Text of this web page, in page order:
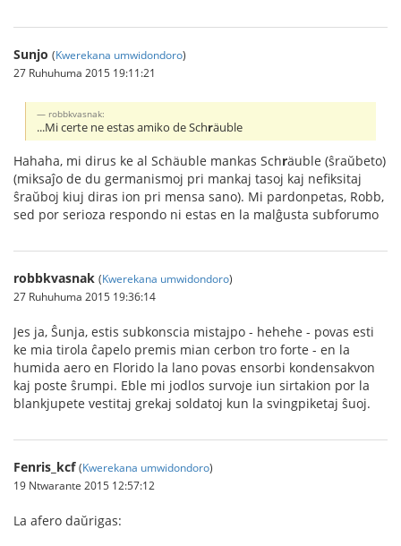
Sunjo (Kwerekana umwidondoro)
27 Ruhuhuma 2015 19:11:21
robbkvasnak:
...Mi certe ne estas amiko de Schräuble
Hahaha, mi dirus ke al Schäuble mankas Schräuble (ŝraŭbeto)
(miksaĵo de du germanismoj pri mankaj tasoj kaj nefiksitaj
ŝraŭboj kiuj diras ion pri mensa sano). Mi pardonpetas, Robb,
sed por serioza respondo ni estas en la malĝusta subforumo
robbkvasnak (Kwerekana umwidondoro)
27 Ruhuhuma 2015 19:36:14
Jes ja, Ŝunja, estis subkonscia mistajpo - hehehe - povas esti
ke mia tirola ĉapelo premis mian cerbon tro forte - en la
humida aero en Florido la lano povas ensorbi kondensakvon
kaj poste ŝrumpi. Eble mi jodlos survoje iun sirtakion por la
blankjupete vestitaj grekaj soldatoj kun la svingpiketaj ŝuoj.
Fenris_kcf (Kwerekana umwidondoro)
19 Ntwarante 2015 12:57:12
La afero daŭrigas: